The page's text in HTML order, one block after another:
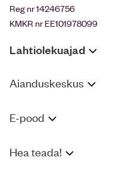
Reg nr 14246756
KMKR nr EE101978099
Lahtiolekuajad
Aianduskeskus
E-pood
Hea teada!